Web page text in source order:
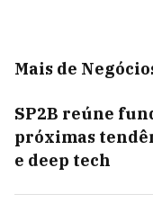
Mais de
SP2B reúne
próximas
e deep tech